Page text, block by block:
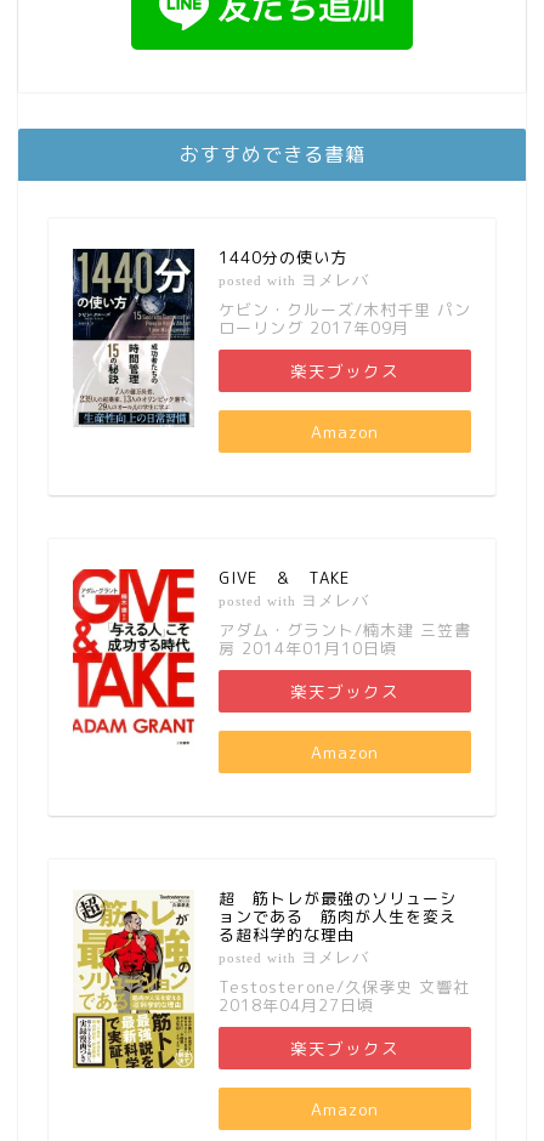
おすすめできる書籍
1440分の使い方
posted with ヨメレバ
ケビン・クルーズ/木村千里 パン
ローリング 2017年09月
楽天ブックス
Amazon
GIVE ＆ TAKE
posted with ヨメレバ
アダム・グラント/楠木建 三笠書
房 2014年01月10日頃
楽天ブックス
Amazon
超 筋トレが最強のソリューシ
ョンである 筋肉が人生を変え
る超科学的な理由
posted with ヨメレバ
Testosterone/久保孝史 文響社
2018年04月27日頃
楽天ブックス
Amazon